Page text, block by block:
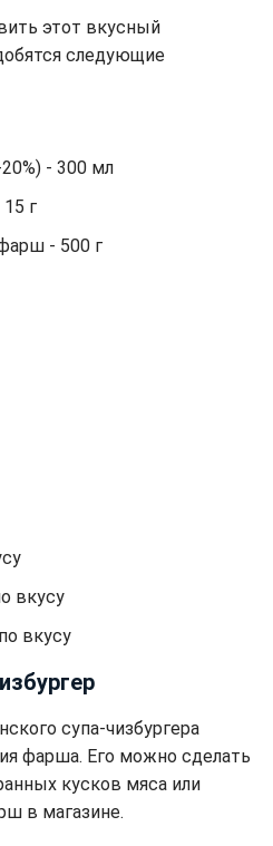
этот вкусный
следующие
- 300 мл
г
- 500 г
вкусу
вкусу
супа-чизбургера
фарша. Его можно сделать
кусков мяса или
в магазине.